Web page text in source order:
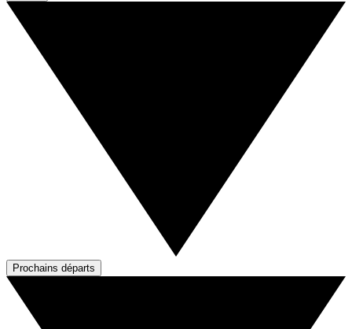
Prochains départs